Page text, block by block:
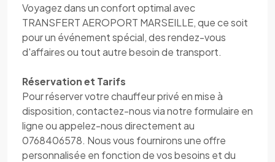
Voyagez dans un confort optimal avec
TRANSFERT AEROPORT MARSEILLE, que ce soit
pour un événement spécial, des rendez-vous
d'affaires ou tout autre besoin de transport.
Réservation et Tarifs
Pour réserver votre chauffeur privé en mise à
disposition, contactez-nous via notre formulaire en
ligne ou appelez-nous directement au
0768406578. Nous vous fournirons une offre
personnalisée en fonction de vos besoins et du